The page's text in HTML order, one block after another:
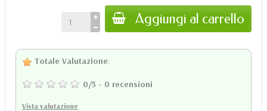
Aggiungi al carrello
Totale Valutazione:
0/5 - 0 recensioni
Vista valutazione